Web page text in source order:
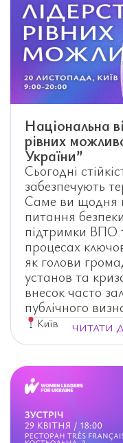
Національна
рівних
України”
Сьогодні
забезпечують
Саме ви щодня
питання
підтримки ВПО
процесах
як голови
установ та
внесок часто
публічного
Київ ЧИТАТИ